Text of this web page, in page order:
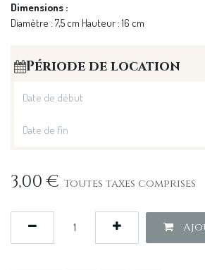
Dimensions :
Diamètre : 7,5 cm Hauteur : 16 cm
Période de location
3,00€ Toutes taxes comprises